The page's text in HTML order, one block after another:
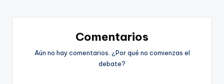
Comentarios
Aún no hay comentarios. ¿Por qué no comienzas el
debate?